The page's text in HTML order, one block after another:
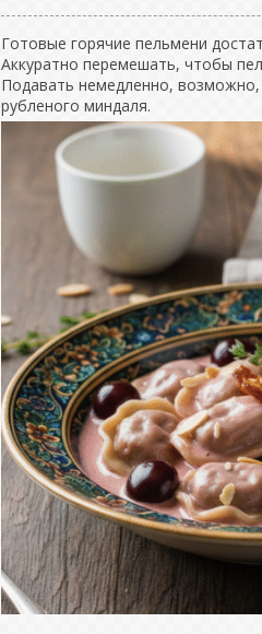
Готовые горячие пельмени
Аккуратно перемешать, чтобы
Подавать немедленно,
рубленого миндаля.